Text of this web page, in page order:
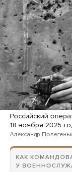
Российский
18 ноября 2025
Александр
КАК
У